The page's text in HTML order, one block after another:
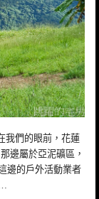
我們的眼前，花蓮
邊屬於亞泥礦區，
邊的戶外活動業者